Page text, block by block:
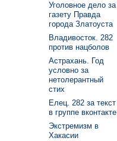
Уголовное дело за
газету Правда
города Златоуста
Владивосток. 282
против нацболов
Астрахань. Год
условно за
нетолерантный
стих
Елец. 282 за текст
в группе вконтакте
Экстремизм в
Хакасии